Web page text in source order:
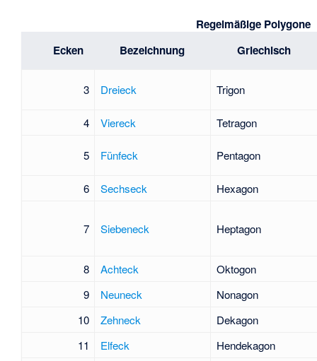
Regelmäßige Polygone
Ecken
Bezeichnung Griechisch
3 Dreieck Trigon
4 Viereck Tetragon
5 Fünfeck Pentagon
6 Sechseck Hexagon
7 Siebeneck Heptagon
8 Achteck
Oktogon
9
Neuneck
Nonagon
10
Zehneck
Dekagon
11
Elfeck
Hendekagon